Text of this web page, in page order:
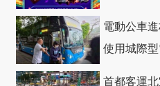
電動公車
使用城際
首都客運